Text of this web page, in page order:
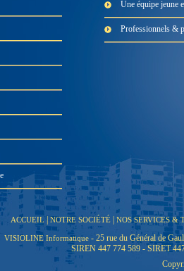
Une équipe jeune
Professionnels &
ACCUEIL | NOTRE SOCIÉTÉ| NOS SERVICES &
VISIOLINE Informatique- 25 rue du Général de
SIREN 447 774 589 - SIRET